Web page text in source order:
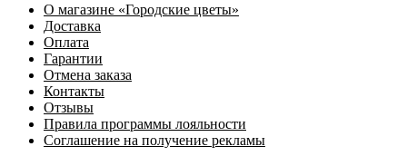
О магазине «Городские цветы»
Доставка
Оплата
Гарантии
Отмена заказа
Контакты
Отзывы
Правила программы лояльности
Соглашение на получение рекламы